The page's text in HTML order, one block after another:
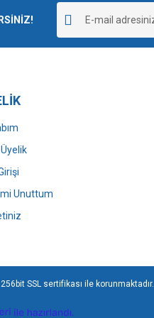
Unuttum
SSL sertifikası ile korunmaktadır.
e-